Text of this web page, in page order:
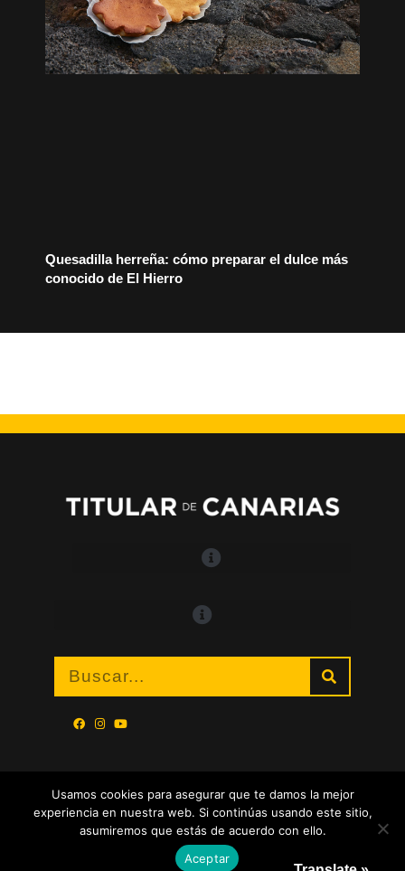
Quesadilla herreña: cómo preparar el dulce más
conocido de El Hierro
Usamos cookies para asegurar que te damos la mejor
experiencia en nuestra web. Si continúas usando este sitio,
asumiremos que estás de acuerdo con ello.
Aceptar